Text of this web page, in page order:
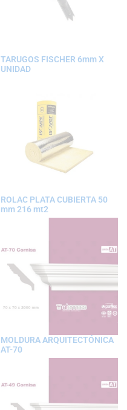
TARUGOS FISCHER 6mm X
UNIDAD
ROLAC PLATA CUBIERTA 50
mm 216 mt2
MOLDURA ARQUITECTÓNICA
AT-70